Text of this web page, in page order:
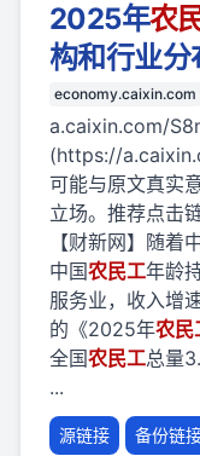
2025年农
构和行业分
economy.caixin.com
a.caixin.com/
(https://
可能与原文真实
立场。推荐点击
【财新网】随着
中国农民工年龄
服务业，收入增
的《2025年农民
全国农民工总量
...
源链接 备份链